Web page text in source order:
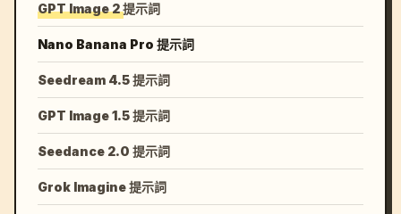
GPT Image 2 提示詞
Nano Banana Pro 提示詞
Seedream 4.5 提示詞
GPT Image 1.5 提示詞
Seedance 2.0 提示詞
Grok Imagine 提示詞